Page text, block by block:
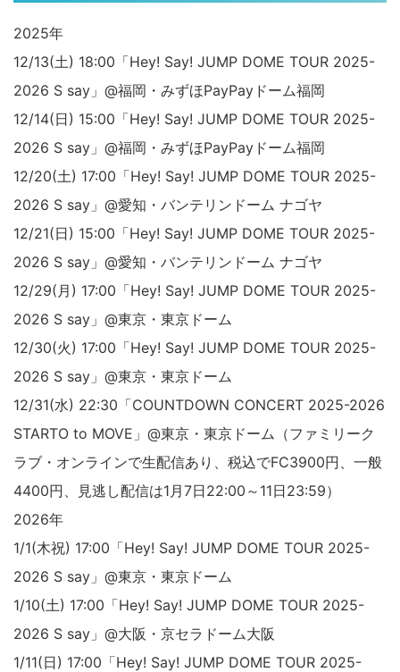
2025年
12/13(土) 18:00「Hey! Say! JUMP DOME TOUR 2025-
2026 S say」@福岡・みずほPayPayドーム福岡
12/14(日) 15:00「Hey! Say! JUMP DOME TOUR 2025-
2026 S say」@福岡・みずほPayPayドーム福岡
12/20(土) 17:00「Hey! Say! JUMP DOME TOUR 2025-
2026 S say」@愛知・バンテリンドーム ナゴヤ
12/21(日) 15:00「Hey! Say! JUMP DOME TOUR 2025-
2026 S say」@愛知・バンテリンドーム ナゴヤ
12/29(月) 17:00「Hey! Say! JUMP DOME TOUR 2025-
2026 S say」@東京・東京ドーム
12/30(火) 17:00「Hey! Say! JUMP DOME TOUR 2025-
2026 S say」@東京・東京ドーム
12/31(水) 22:30「COUNTDOWN CONCERT 2025-2026
STARTO to MOVE」@東京・東京ドーム（ファミリーク
ラブ・オンラインで生配信あり、税込でFC3900円、一般
4400円、見逃し配信は1月7日22:00～11日23:59）
2026年
1/1(木祝) 17:00「Hey! Say! JUMP DOME TOUR 2025-
2026 S say」@東京・東京ドーム
1/10(土) 17:00「Hey! Say! JUMP DOME TOUR 2025-
2026 S say」@大阪・京セラドーム大阪
1/11(日) 17:00「Hey! Say! JUMP DOME TOUR 2025-